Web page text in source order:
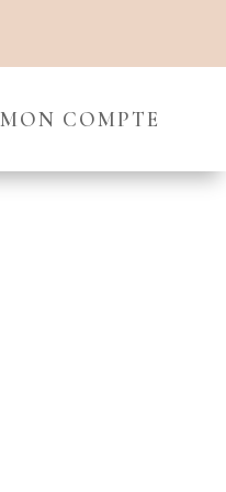
MON COMPTE